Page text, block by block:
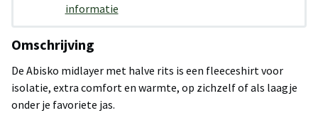
informatie
Omschrijving
De Abisko midlayer met halve rits is een fleeceshirt voor
isolatie, extra comfort en warmte, op zichzelf of als laagje
onder je favoriete jas.